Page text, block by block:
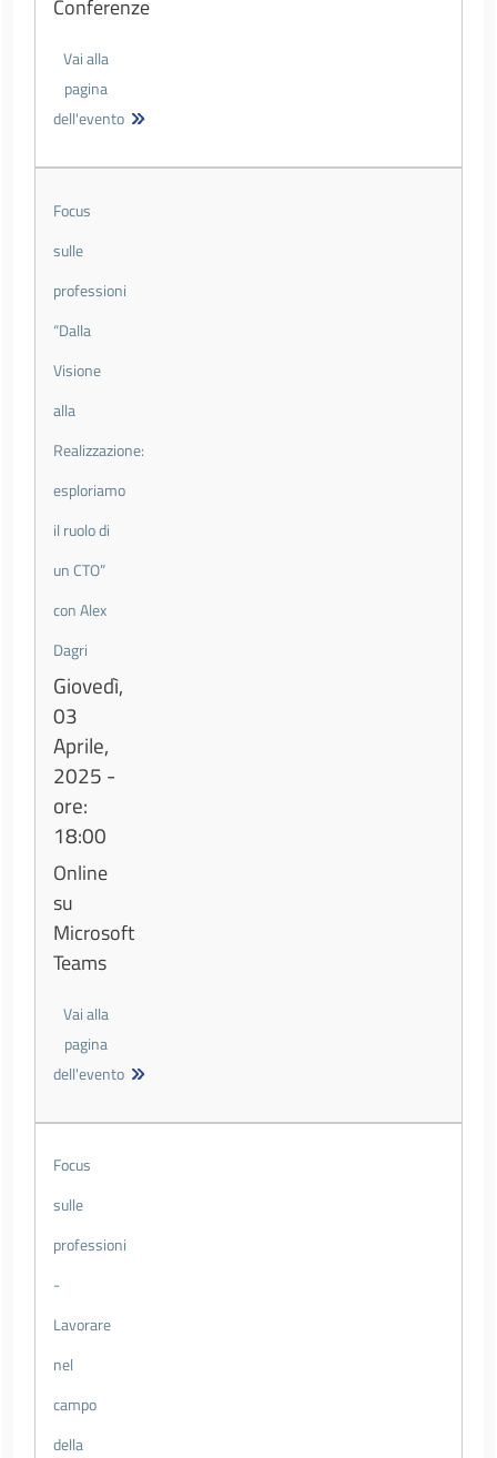
Conferenze
Vai alla
pagina
dell'evento
Focus
sulle
professioni
“Dalla
Visione
alla
Realizzazione:
esploriamo
il ruolo di
un CTO”
con Alex
Dagri
Giovedì,
03
Aprile,
2025 -
ore:
18:00
Online
su
Microsoft
Teams
Vai alla
pagina
dell'evento
Focus
sulle
professioni
-
Lavorare
nel
campo
della